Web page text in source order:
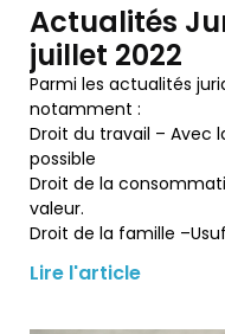
Actualités
juillet 2022
Parmi les actualités
notamment :
Droit du travail – Avec
possible
Droit de la
valeur.
Droit de la famille
Lire l'article